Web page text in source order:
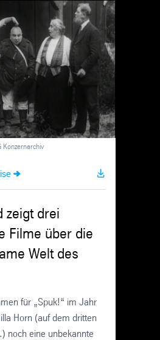
Konzernarchiv
zeigt drei
Filme über die
Welt des
für „Spuk!“ im Jahr
Horn (auf dem dritten
noch eine unbekannte